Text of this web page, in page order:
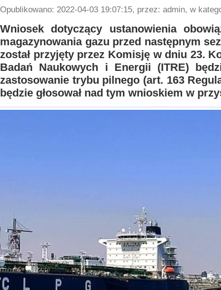
Opublikowano: 2022-04-03 19:07:15, przez: admin, w
Wniosek dotyczący ustanowienia
magazynowania gazu przed następnym
został przyjęty przez Komisję w dniu 23.
Badań Naukowych i Energii (ITRE)
zastosowanie trybu pilnego (art. 163
będzie głosował nad tym wnioskiem w